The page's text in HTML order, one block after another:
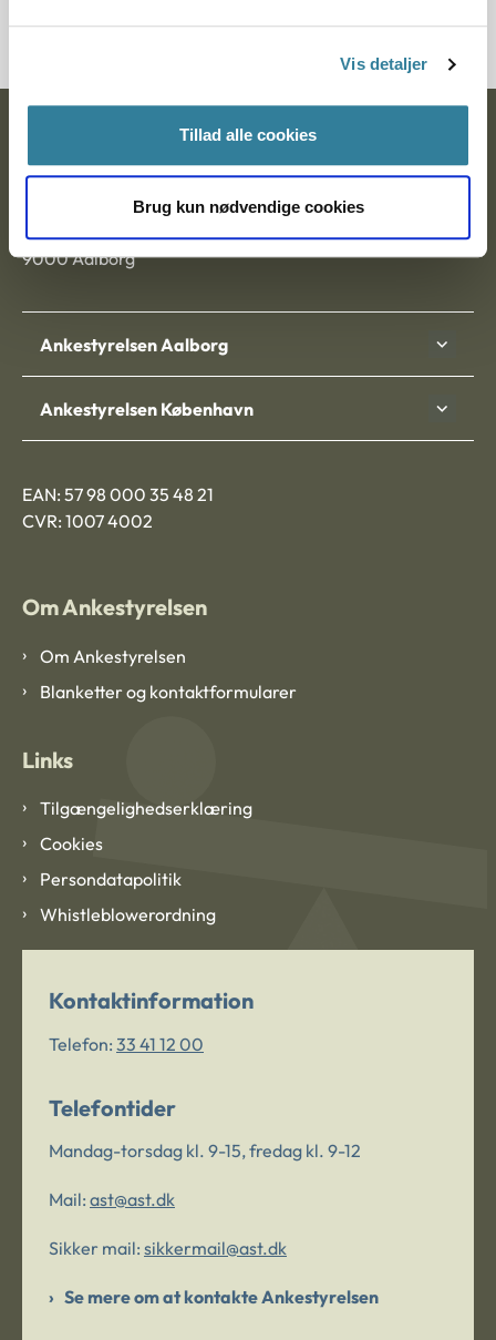
Vis detaljer
Tillad alle cookies
Brug kun nødvendige cookies
Postadresse:
Nytorv 7, 2. sal
9000 Aalborg
Ankestyrelsen Aalborg
Ankestyrelsen København
EAN: 57 98 000 35 48 21
CVR: 1007 4002
Om Ankestyrelsen
Om Ankestyrelsen
Blanketter og kontaktformularer
Links
Tilgængelighedserklæring
Cookies
Persondatapolitik
Whistleblowerordning
Kontaktinformation
Telefon: 33 41 12 00
Telefontider
Mandag-torsdag kl. 9-15, fredag kl. 9-12
Mail: ast@ast.dk
Sikker mail: sikkermail@ast.dk
Se mere om at kontakte Ankestyrelsen